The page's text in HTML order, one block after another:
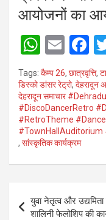
आयोजनों का
W
h
at
s
A
p
p
E
m
ail
F
a
b
o
k
Tags: कैम्प 26, छात्रवृत्ति,
डिस्को डांसर रेट्रो, देहरादून
देहरादून समाचार
#DiscoDancerRetro
#RetroTheme
, सांस्कृतिक कार्यक्रम
navigation
युवा नेतृत्व और
शालिनी फेलोशिप की